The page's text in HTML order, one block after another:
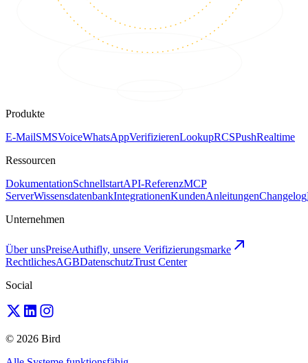
Produkte
E-MailSMSVoiceWhatsAppVerifizierenLookupRCSPushRealtime
Ressourcen
DokumentationSchnellstartAPI-ReferenzMCP
ServerWissensdatenbankIntegrationenKundenAnleitungenChangelog
Unternehmen
Über unsPreiseAuthifly, unsere Verifizierungsmarke
RechtlichesAGBDatenschutzTrust Center
Social
© 2026 Bird